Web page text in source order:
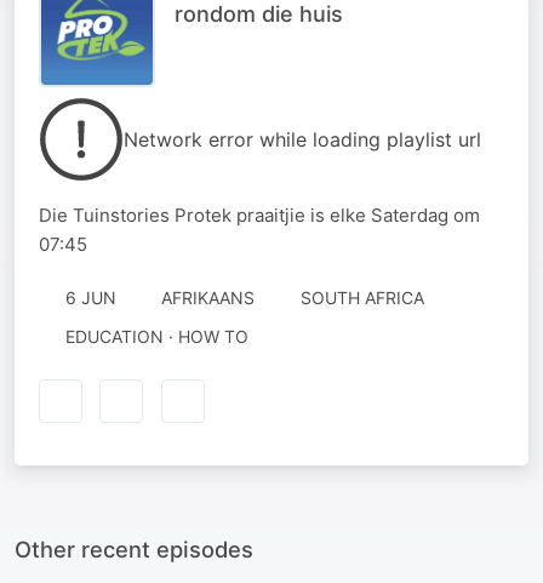
rondom die huis
Network error while loading playlist url
Die Tuinstories Protek praaitjie is elke Saterdag om
07:45
6 JUN AFRIKAANS
SOUTH AFRICA
EDUCATION · HOW TO
Other recent episodes